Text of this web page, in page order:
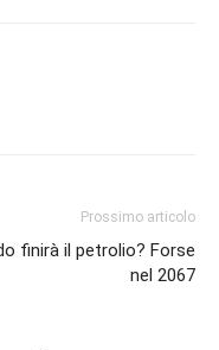
Prossimo articolo
finirà il petrolio? Forse
nel 2067